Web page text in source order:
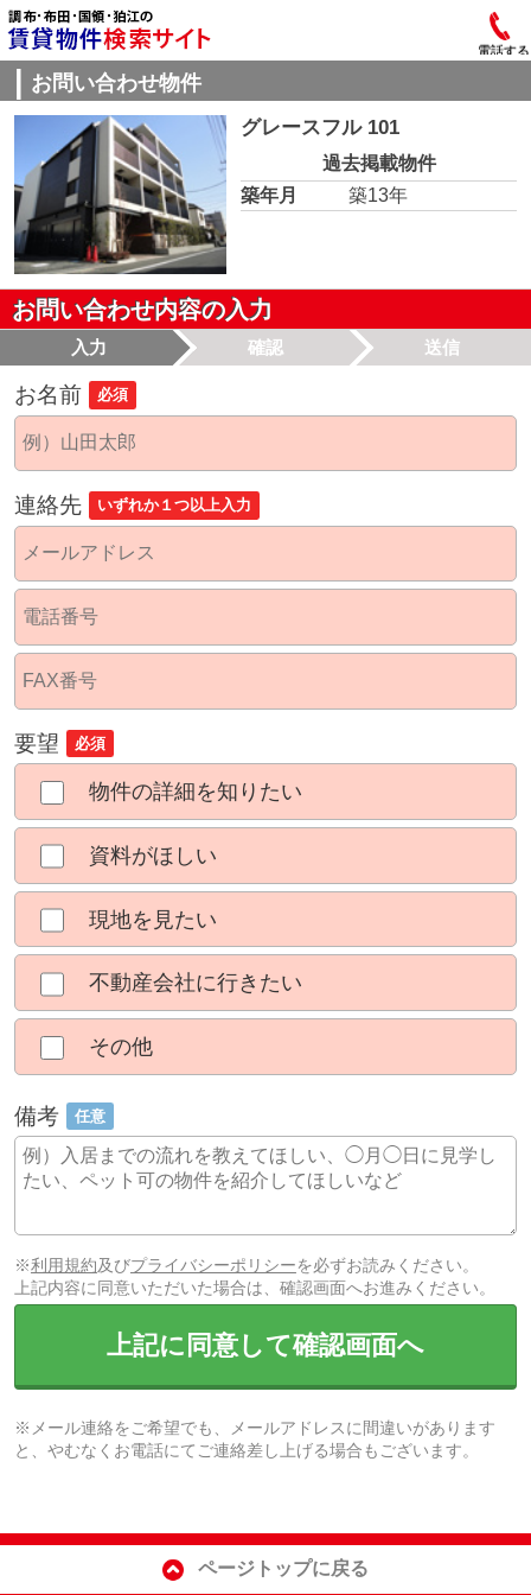
電話する
お問い合わせ物件
グレースフル 101
過去掲載物件
築年月
築13年
お問い合わせ内容の入力
入力 確認 送信
お名前 必須
連絡先 いずれか１つ以上入力
要望 必須
物件の詳細を知りたい
資料がほしい
現地を見たい
不動産会社に行きたい
その他
備考 任意
※利用規約及びプライバシーポリシーを必ずお読みください。
上記内容に同意いただいた場合は、確認画面へお進みください。
上記に同意して確認画面へ
※メール連絡をご希望でも、メールアドレスに間違いがあります
と、やむなくお電話にてご連絡差し上げる場合もございます。
ページトップに戻る